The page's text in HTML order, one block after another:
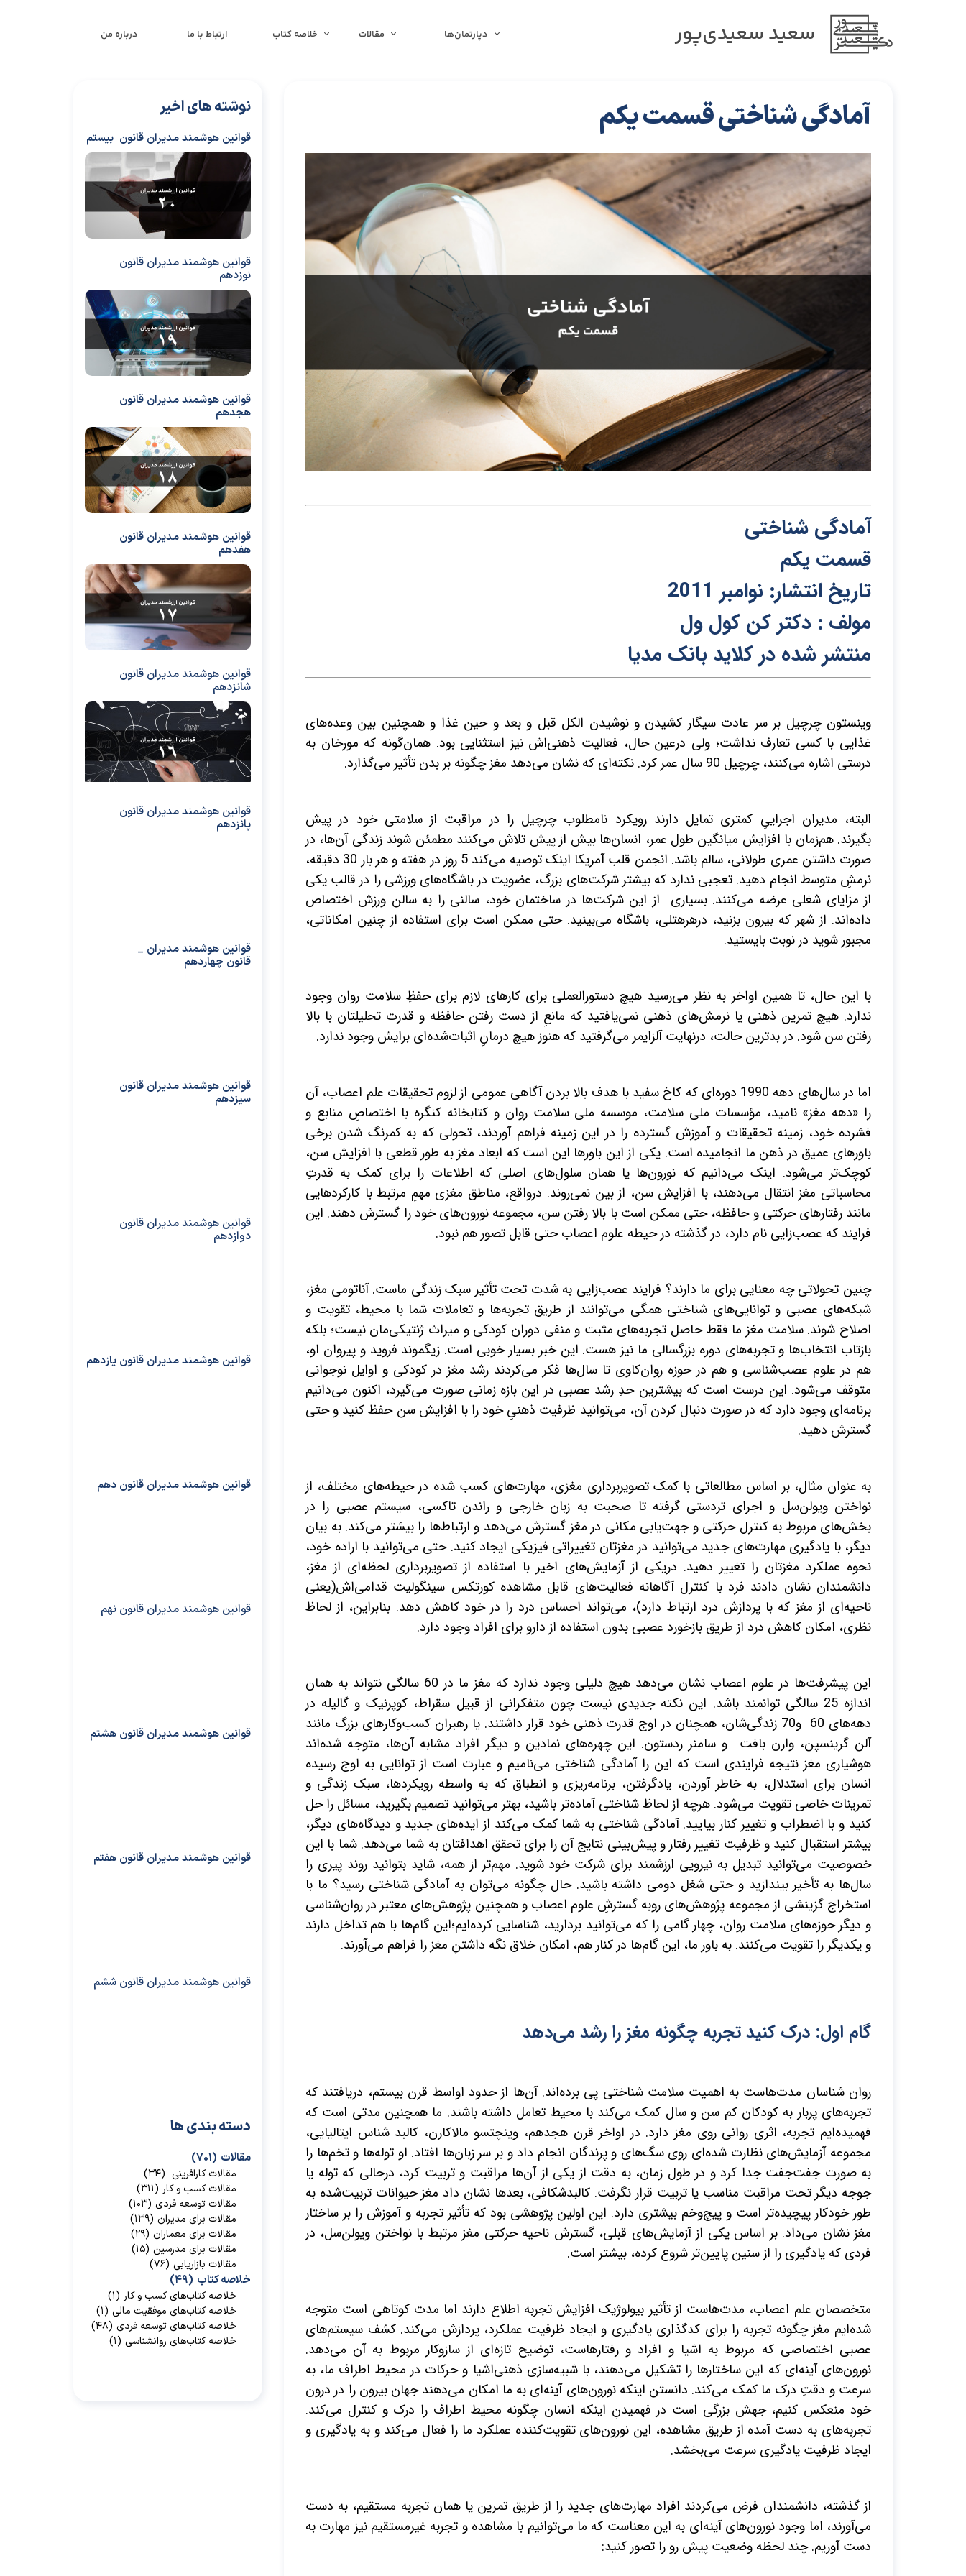
سعید سعیدی‌پور درباره من ارتباط با ما خلاصه کتاب مقالات دپارتمان‌ها
آمادگی شناختی قسمت یکم
آمادگی شناختی
قسمت یکم
تاریخ انتشار: نوامبر 2011
مولف : دکتر کن کول ول
منتشر شده در کلاید بانک مدیا
وینستون چرچیل بر سر عادت سیگار کشیدن و نوشیدن الکل قبل و بعد و حین غذا و همچنین بین وعده‌های
غذایی با کسی تعارف نداشت؛ ولی درعین حال، فعالیت ذهنی‌اش نیز استثنایی بود. همان‌گونه که مورخان به
درستی اشاره می‌کنند، چرچیل 90 سال عمر کرد. نکته‌ای که نشان می‌دهد مغز چگونه بر بدن تأثیر می‌گذارد.
البته، مدیران اجراییِ کمتری تمایل دارند رویکرد نامطلوب چرچیل را در مراقبت از سلامتی خود در پیش
بگیرند.هم‌زمان با افزایش میانگین طول عمر، انسان‌ها بیش از پیش تلاش می‌کنند مطمئن شوند زندگی آن‌ها، در
صورت داشتن عمری طولانی، سالم باشد. انجمن قلب آمریکا اینک توصیه می‌کند 5 روز در هفته و هر بار 30 دقیقه،
نرمشِ متوسط انجام دهید. تعجبی ندارد که بیشتر شرکت‌های بزرگ، عضویت در باشگاه‌های ورزشی را در قالب یکی
از مزایای شغلی عرضه می‌کنند. بسیاری از این شرکت‌ها در ساختمان خود، سالنی را به سالن ورزش اختصاص
داده‌اند. از شهر که بیرون بزنید، درهرهتلی، باشگاه می‌بینید. حتی ممکن است برای استفاده از چنین امکاناتی،
مجبور شوید در نوبت بایستید.
با این حال، تا همین اواخر به نظر می‌رسید هیچ دستورالعملی برای کارهای لازم برای حفظِ سلامت روان وجود
ندارد. هیچ تمرین ذهنی یا نرمش‌های ذهنی نمی‌یافتید که مانعِ از دست رفتن حافظه و قدرت تحلیلتان با بالا
رفتن سن شود. در بدترین حالت، درنهایت آلزایمر می‌گرفتید که هنوز هیچ درمانِ اثبات‌شده‌ای برایش وجود ندارد.
اما در سال‌های دهه 1990 دوره‌ای که کاخ سفید با هدف بالا بردن آگاهی عمومی از لزوم تحقیقات علم اعصاب، آن
را «دهه مغز» نامید، مؤسسات ملی سلامت، موسسه ملی سلامت روان و کتابخانه کنگره با اختصاصِ منابع و
فشرده خود، زمینه تحقیقات و آموزش گسترده را در این زمینه فراهم آوردند، تحولی که به کمرنگ شدن برخی
باورهای عمیق در ذهن ما انجامیده است. یکی از این باورها این است که ابعاد مغز به طور قطعی با افزایش سن،
کوچک‌تر می‌شود. اینک می‌دانیم که نورون‌ها یا همان سلول‌های اصلی که اطلاعات را برای کمک به قدرتِ
محاسباتی مغز انتقال می‌دهند، با افزایش سن، از بین نمی‌روند. درواقع، مناطق مغزی مهمِ مرتبط با کارکردهایی
مانند رفتارهای حرکتی و حافظه، حتی ممکن است با بالا رفتن سن، مجموعه نورون‌های خود را گسترش دهند. این
فرایند که عصب‌زایی نام دارد، در گذشته در حیطه علوم اعصاب حتی قابل تصور هم نبود.
چنین تحولاتی چه معنایی برای ما دارند؟ فرایند عصب‌زایی به شدت تحت تأثیر سبک زندگی ماست. آناتومی مغز،
شبکه‌های عصبی و توانایی‌های شناختی همگی می‌توانند از طریق تجربه‌ها و تعاملات شما با محیط، تقویت و
اصلاح شوند. سلامت مغز ما فقط حاصل تجربه‌های مثبت و منفی دوران کودکی و میراث ژنتیکی‌مان نیست؛ بلکه
بازتاب انتخاب‌ها و تجربه‌های دوره بزرگسالی ما نیز هست. این خبر بسیار خوبی است. زیگموند فروید و پیروان او،
هم در علوم عصب‌شناسی و هم در حوزه روان‌کاوی تا سال‌ها فکر می‌کردند رشد مغز در کودکی و اوایل نوجوانی
متوقف می‌شود. این درست است که بیشترین حدِ رشد عصبی در این بازه زمانی صورت می‌گیرد، اکنون می‌دانیم
برنامه‌ای وجود دارد که در صورت دنبال کردن آن، می‌توانید ظرفیت ذهنیِ خود را با افزایش سن حفظ کنید و حتی
گسترش دهید.
به عنوان مثال، بر اساس مطالعاتی با کمک تصویربرداری مغزی، مهارت‌های کسب شده در حیطه‌های مختلف، از
نواختن ویولن‌سل و اجرای تردستی گرفته تا صحبت به زبان خارجی و راندن تاکسی، سیستم عصبی را در
بخش‌های مربوط به کنترل حرکتی و جهت‌یابی مکانی در مغز گسترش می‌دهد و ارتباط‌ها را بیشتر می‌کند. به بیان
دیگر، با یادگیری مهارت‌های جدید می‌توانید در مغزتان تغییراتی فیزیکی ایجاد کنید. حتی می‌توانید با اراده خود،
نحوه عملکرد مغزتان را تغییر دهید. دریکی از آزمایش‌های اخیر با استفاده از تصویربرداری لحظه‌ای از مغز،
دانشمندان نشان دادند فرد با کنترل آگاهانه فعالیت‌های قابل مشاهده کورتکس سینگولیت قدامی‌اش(یعنی
ناحیه‌ای از مغز که با پردازش درد ارتباط دارد)، می‌تواند احساس درد را در خود کاهش دهد. بنابراین، از لحاظ
نظری، امکان کاهش درد از طریق بازخورد عصبی بدون استفاده از دارو برای افراد وجود دارد.
این پیشرفت‌ها در علوم اعصاب نشان می‌دهد هیچ دلیلی وجود ندارد که مغز ما در 60 سالگی نتواند به همان
اندازه 25 سالگی توانمند باشد. این نکته جدیدی نیست چون متفکرانی از قبیل سقراط، کوپرنیک و گالیله در
دهه‌های 60 و70 زندگی‌شان، همچنان در اوج قدرت ذهنی خود قرار داشتند. یا رهبران کسب‌وکارهای بزرگ مانند
آلنگرینسپن، وارن بافت و سامنر ردستون. این چهره‌های نمادین و دیگر افراد مشابه آن‌ها، متوجه شده‌اند
هوشیاری مغز نتیجه فرایندی است که این را آمادگی شناختی می‌نامیم و عبارت است از توانایی به اوج رسیده
انسان برای استدلال، به خاطر آوردن، یادگرفتن، برنامه‌ریزی و انطباق که به واسطه رویکردها، سبک زندگی و
تمرینات خاصی تقویت می‌شود. هرچه از لحاظ شناختی آماده‌تر باشید، بهتر می‌توانید تصمیم بگیرید، مسائل را حل
کنید و با اضطراب و تغییر کنار بیایید. آمادگی شناختی به شما کمک می‌کند از ایده‌های جدید و دیدگاه‌های دیگر،
بیشتر استقبال کنید و ظرفیت تغییر رفتار و پیش‌بینی نتایج آن را برای تحقق اهدافتان به شما می‌دهد. شما با این
خصوصیت می‌توانید تبدیل به نیرویی ارزشمند برای شرکت خود شوید. مهم‌تر از همه، شاید بتوانید روند پیری را
سال‌ها به تأخیر بیندازیدو حتی شغل دومی داشته باشید. حال چگونه می‌توان به آمادگی شناختی رسید؟ ما با
استخراج گزینشی از مجموعه پژوهش‌های روبه گسترشِ علوم اعصاب و همچنین پژوهش‌های معتبر در روان‌شناسی
و دیگر حوزه‌های سلامت روان، چهار گامی را که می‌توانید بردارید، شناسایی کرده‌ایم؛این گام‌ها با هم تداخل دارند
و یکدیگر را تقویت می‌کنند. به باور ما، این گام‌ها در کنار هم، امکان خلاق نگه داشتنِ مغز را فراهم می‌آورند.
گام اول: درک کنید تجربه چگونه مغز را رشد می‌دهد
روان شناسان مدت‌هاست به اهمیت سلامت شناختی پی برده‌اند. آن‌ها از حدود اواسط قرن بیستم، دریافتند که
تجربه‌های پربار به کودکان کم سن و سال کمک می‌کند با محیط تعامل داشته باشند. ما همچنین مدتی است که
فهمیده‌ایم تجربه، اثری روانی روی مغز دارد. در اواخر قرن هجدهم، وینچتسو مالاکارن، کالبد شناس ایتالیایی،
مجموعه آزمایش‌های نظارت شده‌ای روی سگ‌های و پرندگان انجام داد و بر سر زبان‌ها افتاد. او توله‌ها و تخم‌ها را
به صورت جفت‌جفت جدا کرد و در طول زمان، به دقت از یکی از آن‌ها مراقبت و تربیت کرد، درحالی که توله یا
جوجه دیگر تحت مراقبت مناسب یا تربیت قرار نگرفت. کالبدشکافی، بعدها نشان داد مغز حیوانات تربیت‌شده به
طور خودکار پیچیده‌تر است و پیچ‌وخم بیشتری دارد. این اولین پژوهشی بود که تأثیر تجربه و آموزش را بر ساختار
مغز نشان می‌داد. بر اساس یکی از آزمایش‌های قبلی، گسترش ناحیه حرکتی مغز مرتبط با نواختن ویولن‌سل، در
فردی که یادگیری را از سنین پایین‌تر شروع کرده، بیشتر است.
متخصصان علم اعصاب، مدت‌هاست از تأثیر بیولوژیک افزایش تجربه اطلاع دارند اما مدت کوتاهی است متوجه
شده‌ایم مغز چگونه تجربه را برای کدگذاری یادگیری و ایجاد ظرفیت عملکرد، پردازش می‌کند. کشف سیستم‌های
عصبی اختصاصی که مربوط به اشیا و افراد و رفتارهاست، توضیح تازه‌ای از سازوکار مربوط به آن می‌دهد.
نورون‌های آینه‌ای که این ساختارها را تشکیل می‌دهند، با شبیه‌سازی ذهنی‌اشیا و حرکات در محیط اطراف ما، به
سرعت و دقتِ درک ما کمک می‌کند. دانستن اینکه نورون‌های آینه‌ای به ما امکان می‌دهند جهان بیرون را در درون
خود منعکس کنیم، جهش بزرگی است در فهمیدنِ اینکه انسان چگونه محیط اطراف را درک و کنترل می‌کند.
تجربه‌های به دست آمده از طریق مشاهده، این نورون‌های تقویت‌کننده عملکرد ما را فعال می‌کند و به یادگیری و
ایجاد ظرفیت یادگیری سرعت می‌بخشد.
از گذشته، دانشمندان فرض می‌کردند افراد مهارت‌هایجدید را از طریق تمرین یا همان تجربه مستقیم، به دست
می‌آورند، اما وجود نورون‌های آینه‌ای به این معناست که ما می‌توانیم با مشاهده و تجربه غیرمستقیم نیز مهارت به
دست آوریم. چند لحظه وضعیت پیش رو را تصور کنید:
مقالات (۷۰۱)
مقالات کارافرینی (۳۴)
مقالات کسب و کار (۳۱۱)
مقالات توسعه فردی (۱۰۳)
مقالات برای مدیران (۱۳۹)
مقالات برای معماران (۲۹)
مقالات برای مدرسین (۱۵)
مقالات بازاریابی (۷۶)
خلاصه کتاب (۴۹)
خلاصه کتاب‌‌های کسب و کار (۱)
خلاصه کتاب‌‌های موفقیت مالی (۱)
خلاصه کتاب‌های توسعه فردی (۴۸)
خلاصه کتاب‌های روانشناسی (۱)
دسته بندی ها
قوانین هوشمند مدیران قانون بیستم
قوانین هوشمند مدیران قانون
نوزدهم
قوانین هوشمند مدیران قانون
هجدهم
قوانین هوشمند مدیران قانون
هفدهم
قوانین هوشمند مدیران قانون
شانزدهم
قوانین هوشمند مدیران قانون
پانزدهم
قوانین هوشمند مدیران _
قانون چهاردهم
قوانین هوشمند مدیران قانون
سیزدهم
قوانین هوشمند مدیران قانون
دوازدهم
قوانین هوشمند مدیران قانون یازدهم
قوانین هوشمند مدیران قانون دهم
قوانین هوشمند مدیران قانون نهم
قوانین هوشمند مدیران قانون هشتم
قوانین هوشمند مدیران قانون هفتم
قوانین هوشمند مدیران قانون ششم
نوشته های اخیر